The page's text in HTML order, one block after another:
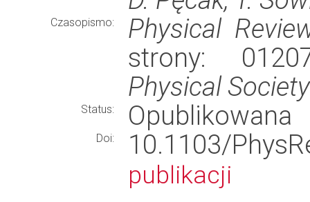
Czasopismo:
Physical
strony:
Physical Society
Status: Opublikowana
Doi: 10.1103/
publikacji